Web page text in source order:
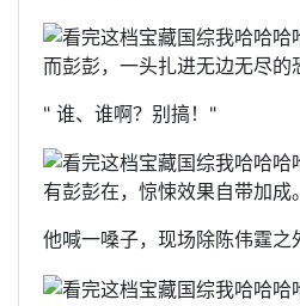
而彭彭，一头扎进无边无尽的
" 谁、谁啊？别搞！"
有彭彭在，惊悚效果自带加成。
他喊一嗓子，现场除陈伟霆之